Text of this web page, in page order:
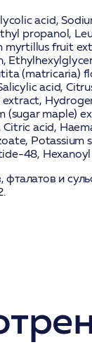
acid,
propanol,
myrtillus fruit
(matricaria)
acid,
(sugar maple)
acid,
48,
фталатов и